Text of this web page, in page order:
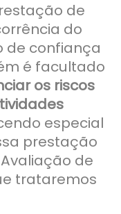
de
do
de confiança
é facultado
os riscos
especial
prestação
de
trataremos